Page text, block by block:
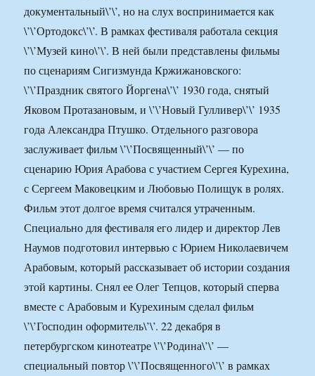
документальный\’\’, но на слух воспринимается как
\’\’Ортодокс\’\’. В рамках фестиваля работала секция
\’\’Музей кино\’\’. В ней были представлены фильмы
по сценариям Сигизмунда Кржижановского:
\’\’Праздник святого Йоргена\’\’ 1930 года, снятый
Яковом Протазановым, и \’\’Новый Гулливер\’\’ 1935
года Александра Птушко. Отдельного разговора
заслуживает фильм \’\’Посвященный\’\’ — по
сценарию Юрия Арабова с участием Сергея Курехина,
с Сергеем Маковецким и Любовью Полищук в ролях.
Фильм этот долгое время считался утраченным.
Специально для фестиваля его лидер и директор Лев
Наумов подготовил интервью с Юрием Николаевичем
Арабовым, который рассказывает об истории создания
этой картины. Снял ее Олег Тепцов, который сперва
вместе с Арабовым и Курехиным сделал фильм
\’\’Господин оформитель\’\’. 22 декабря в
петербургском кинотеатре \’\’Родина\’\’ —
специальный повтор \’\’Посвященного\’\’ в рамках